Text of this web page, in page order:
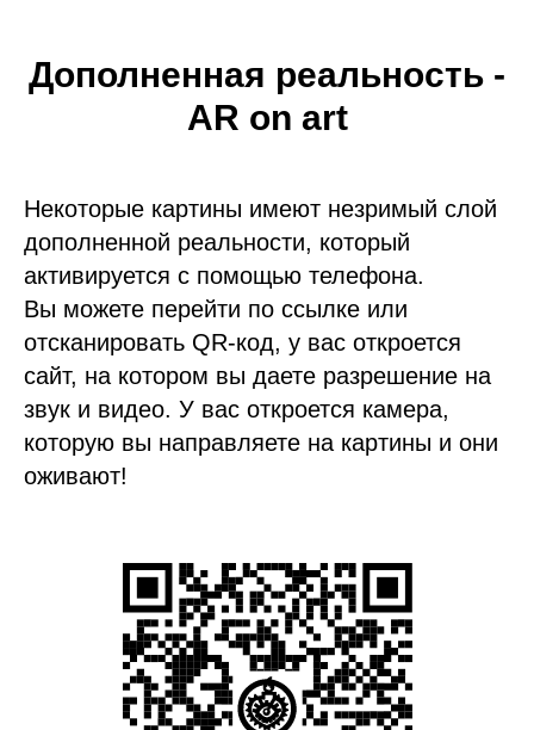
Дополненная реальность -
AR on art
Некоторые картины имеют незримый слой
дополненной реальности, который
активируется с помощью телефона.
Вы можете перейти по ссылке или
отсканировать QR-код, у вас откроется
сайт, на котором вы даете разрешение на
звук и видео. У вас откроется камера,
которую вы направляете на картины и они
оживают!